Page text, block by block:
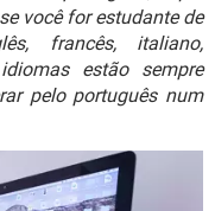
você for estudante de
francês, italiano,
estão sempre
pelo português num